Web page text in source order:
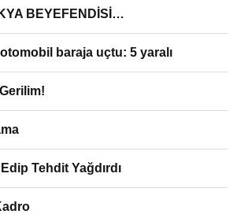
BEYEFENDİSİ…
baraja uçtu: 5 yaralı
Tehdit Yağdırdı